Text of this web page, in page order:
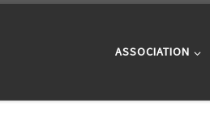
ASSOCIATION